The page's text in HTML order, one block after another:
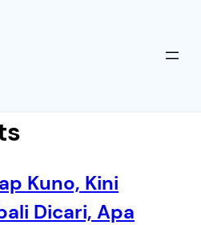
Kuno, Kini
Dicari, Apa